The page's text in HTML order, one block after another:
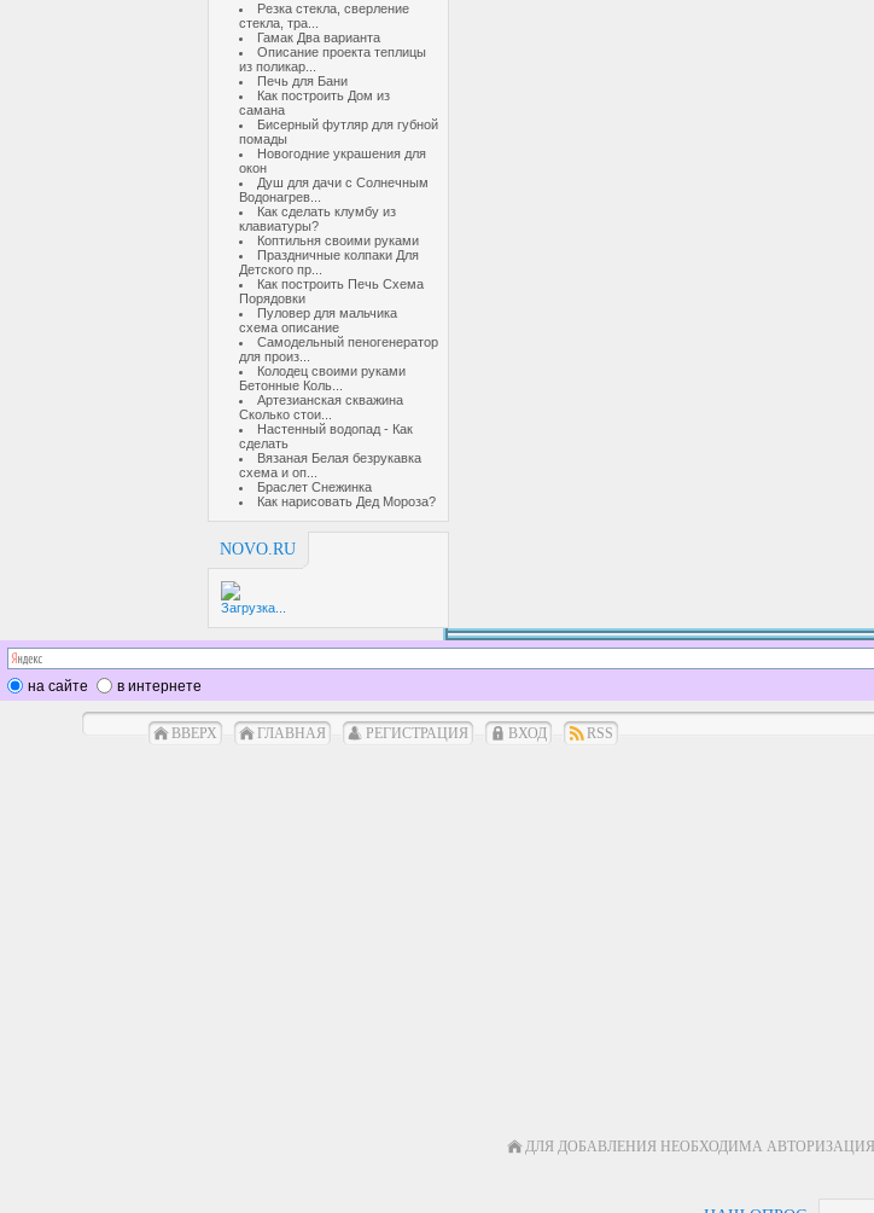
Резка стекла, сверление
стекла, тра...
Гамак Два варианта
Описание проекта теплицы
из поликар...
Печь для Бани
Как построить Дом из
самана
Бисерный футляр для губной
помады
Новогодние украшения для
окон
Душ для дачи с Солнечным
Водонагрев...
Как сделать клумбу из
клавиатуры?
Коптильня своими руками
Праздничные колпаки Для
Детского пр...
Как построить Печь Схема
Порядовки
Пуловер для мальчика
схема описание
Самодельный пеногенератор
для произ...
Колодец своими руками
Бетонные Коль...
Артезианская скважина
Сколько стои...
Настенный водопад - Как
сделать
Вязаная Белая безрукавка
схема и оп...
Браслет Снежинка
Как нарисовать Дед Мороза?
NOVO.RU
Загрузка...
на сайте в интернете
ВВЕРХ ГЛАВНАЯ РЕГИСТРАЦИЯ ВХОД RSS
ДЛЯ ДОБАВЛЕНИЯ НЕОБХОДИМА АВТОРИЗАЦИЯ